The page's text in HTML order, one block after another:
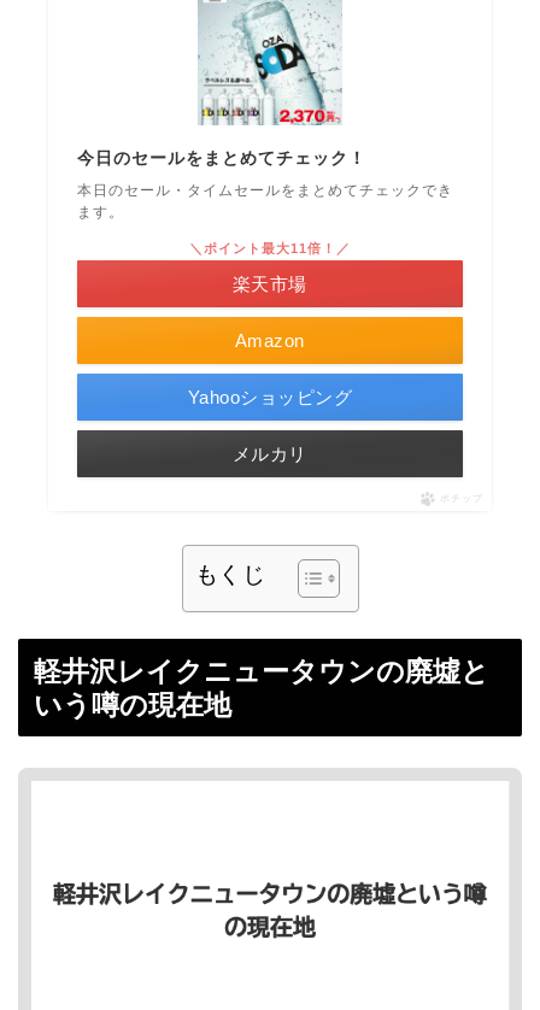
今日のセールをまとめてチェック！
本日のセール・タイムセールをまとめてチェックでき
ます。
Amazon
＼ポイント最大11倍！／
楽天市場
Yahooショッピング
メルカリ
ポチップ
もくじ
軽井沢レイクニュータウンの廃墟と
いう噂の現在地